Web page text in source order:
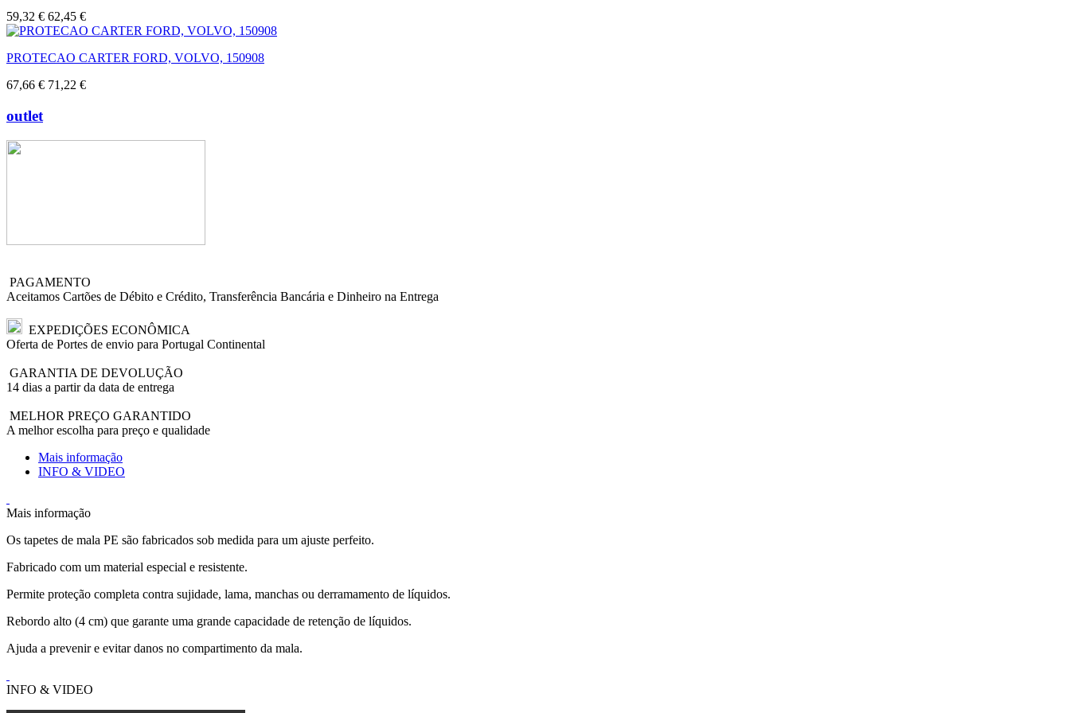
59,32 € 62,45 €
PROTECAO CARTER FORD, VOLVO, 150908
67,66 € 71,22 €
outlet
PAGAMENTO
Aceitamos Cartões de Débito e Crédito, Transferência Bancária e Dinheiro na Entrega
EXPEDIÇÕES ECONÔMICA
Oferta de Portes de envio para Portugal Continental
GARANTIA DE DEVOLUÇÃO
14 dias a partir da data de entrega
MELHOR PREÇO GARANTIDO
A melhor escolha para preço e qualidade
Mais informação
INFO & VIDEO
Mais informação
Os tapetes de mala PE são fabricados sob medida para um ajuste perfeito.
Fabricado com um material especial e resistente.
Permite proteção completa contra sujidade, lama, manchas ou derramamento de líquidos.
Rebordo alto (4 cm) que garante uma grande capacidade de retenção de líquidos.
Ajuda a prevenir e evitar danos no compartimento da mala.
INFO & VIDEO